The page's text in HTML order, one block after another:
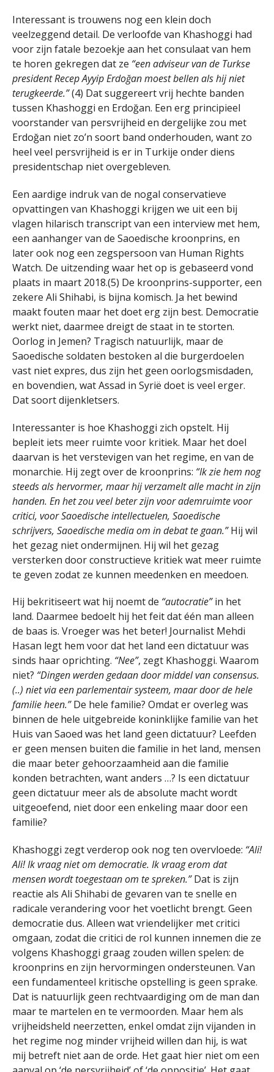
Interessant is trouwens nog een klein doch
veelzeggend detail. De verloofde van Khashoggi had
voor zijn fatale bezoekje aan het consulaat van hem
te horen gekregen dat ze “een adviseur van de Turkse
president Recep Ayyip Erdoğan moest bellen als hij niet
terugkeerde.”(4) Dat suggereert vrij hechte banden
tussen Khashoggi en Erdoğan. Een erg principieel
voorstander van persvrijheid en dergelijke zou met
Erdoğan niet zo’n soort band onderhouden, want zo
heel veel persvrijheid is er in Turkije onder diens
presidentschap niet overgebleven.
Een aardige indruk van de nogal conservatieve
opvattingen van Khashoggi krijgen we uit een bij
vlagen hilarisch transcript van een interview met hem,
een aanhanger van de Saoedische kroonprins, en
later ook nog een zegspersoon van Human Rights
Watch. De uitzending waar het op is gebaseerd vond
plaats in maart 2018.(5) De kroonprins-supporter, een
zekere Ali Shihabi, is bijna komisch. Ja het bewind
maakt fouten maar het doet erg zijn best. Democratie
werkt niet, daarmee dreigt de staat in te storten.
Oorlog in Jemen? Tragisch natuurlijk, maar de
Saoedische soldaten bestoken al die burgerdoelen
vast niet expres, dus zijn het geen oorlogsmisdaden,
en bovendien, wat Assad in Syrië doet is veel erger.
Dat soort dijenkletsers.
Interessanter is hoe Khashoggi zich opstelt. Hij
bepleit iets meer ruimte voor kritiek. Maar het doel
daarvan is het verstevigen van het regime, en van de
monarchie. Hij zegt over de kroonprins: “Ik zie hem nog
steeds als hervormer, maar hij verzamelt alle macht in zijn
handen. En het zou veel beter zijn voor ademruimte voor
critici, voor Saoedische intellectuelen, Saoedische
schrijvers, Saoedische media om in debat te gaan.”Hij wil
het gezag niet ondermijnen. Hij wil het gezag
versterken door constructieve kritiek wat meer ruimte
te geven zodat ze kunnen meedenken en meedoen.
Hij bekritiseert wat hij noemt de “autocratie”in het
land. Daarmee bedoelt hij het feit dat één man alleen
de baas is. Vroeger was het beter! Journalist Mehdi
Hasan legt hem voor dat het land een dictatuur was
sinds haar oprichting. “Nee”, zegt Khashoggi. Waarom
niet? “Dingen werden gedaan door middel van consensus.
(..) niet via een parlementair systeem, maar door de hele
familie heen.”De hele familie? Omdat er overleg was
binnen de hele uitgebreide koninklijke familie van het
Huis van Saoed was het land geen dictatuur? Leefden
er geen mensen buiten die familie in het land, mensen
die maar beter gehoorzaamheid aan die familie
konden betrachten, want anders …? Is een dictatuur
geen dictatuur meer als de absolute macht wordt
uitgeoefend, niet door een enkeling maar door een
familie?
Khashoggi zegt verderop ook nog ten overvloede: “Ali!
Ali! Ik vraag niet om democratie. Ik vraag erom dat
mensen wordt toegestaan om te spreken.”Dat is zijn
reactie als Ali Shihabi de gevaren van te snelle en
radicale verandering voor het voetlicht brengt. Geen
democratie dus. Alleen wat vriendelijker met critici
omgaan, zodat die critici de rol kunnen innemen die ze
volgens Khashoggi graag zouden willen spelen: de
kroonprins en zijn hervormingen ondersteunen. Van
een fundamenteel kritische opstelling is geen sprake.
Dat is natuurlijk geen rechtvaardiging om de man dan
maar te martelen en te vermoorden. Maar hem als
vrijheidsheld neerzetten, enkel omdat zijn vijanden in
het regime nog minder vrijheid willen dan hij, is wat
mij betreft niet aan de orde. Het gaat hier niet om een